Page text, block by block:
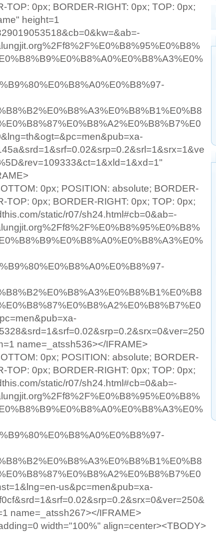
TOP: 0px; BORDER-RIGHT: 0px; TOP: 0px;
height=1
0px; POSITION: absolute; BORDER-
TOP: 0px; BORDER-RIGHT: 0px; TOP: 0px;
static/r07/sh24.html#cb=0&ab=-
name=_atssh536></IFRAME>
0px; POSITION: absolute; BORDER-
TOP: 0px; BORDER-RIGHT: 0px; TOP: 0px;
static/r07/sh24.html#cb=0&ab=-
us&pc=men&pub=xa-
name=_atssh267></IFRAME>
width="100%" align=center><TBODY>